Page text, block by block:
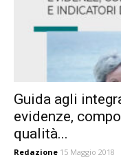
Guida agli
evidenze,
qualità...
Redazione 15 Maggio 2018